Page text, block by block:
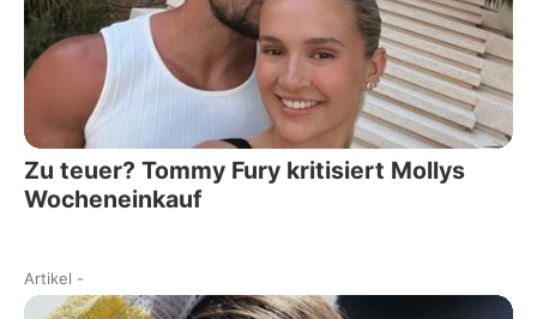
Zu teuer? Tommy Fury kritisiert Mollys
Wocheneinkauf
Artikel -